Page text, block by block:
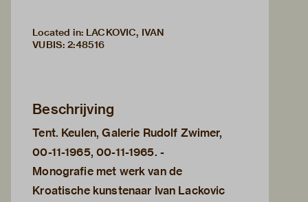
Located in: LACKOVIC, IVAN
VUBIS: 2:48516
Beschrijving
Tent. Keulen, Galerie Rudolf Zwimer,
00-11-1965, 00-11-1965. -
Monografie met werk van de
Kroatische kunstenaar Ivan Lackovic